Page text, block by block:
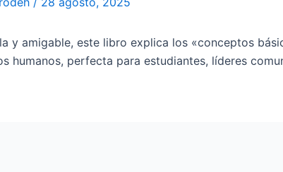
y amigable, este libro explica los «conceptos
humanos, perfecta para estudiantes, líderes